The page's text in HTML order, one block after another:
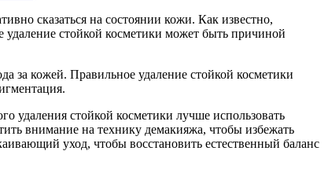
сказаться на состоянии кожи. Как известно,
удаление стойкой косметики может быть причиной
за кожей. Правильное удаление стойкой косметики
удаления стойкой косметики лучше использовать
внимание на технику демакияжа, чтобы избежать
уход, чтобы восстановить естественный баланс